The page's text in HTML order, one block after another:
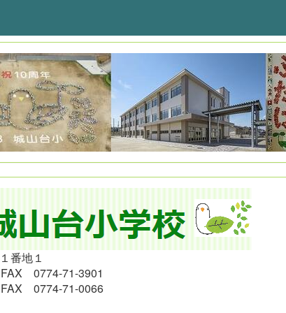
番地１
0774-71-3901
0774-71-0066